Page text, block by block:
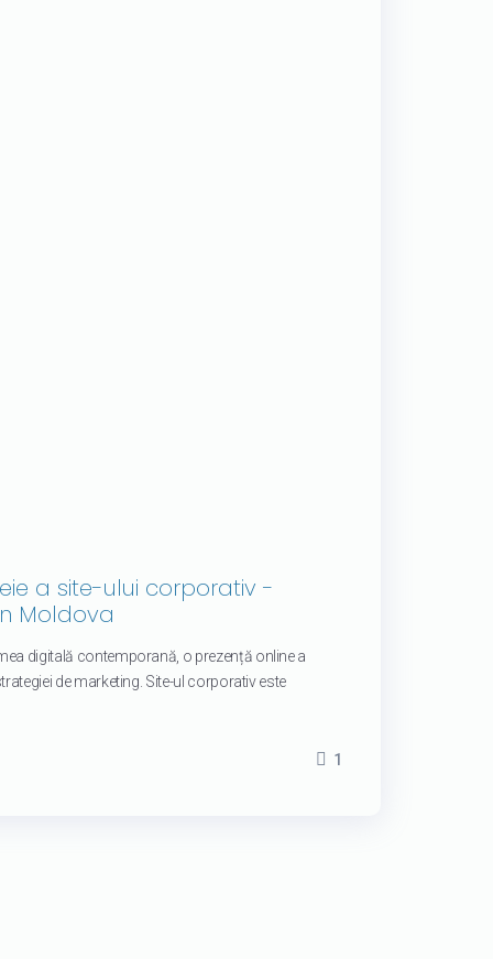
a site-ului corporativ -
Moldova
digitală contemporană, o prezență online a
de marketing. Site-ul corporativ este
1